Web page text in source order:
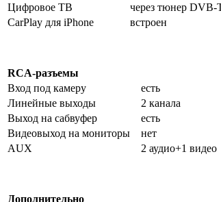
Цифровое ТВ
через тюнер DVB-
CarPlay для iPhone
встроен
RCA-разъемы
Вход под камеру
есть
Линейные выходы
2 канала
Выход на сабвуфер
есть
Видеовыход на мониторы
нет
AUX
2 аудио+1 видео
Дополнительно